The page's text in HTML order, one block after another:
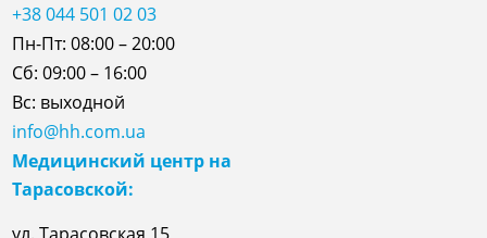
+38 044 501 02 03
Пн-Пт: 08:00 – 20:00
Сб: 09:00 – 16:00
Вс: выходной
info@hh.com.ua
Медицинский центр на
Тарасовской: